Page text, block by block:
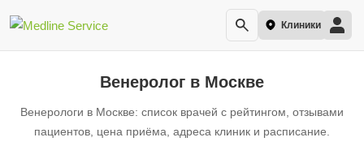
Клиники
Венеролог в Москве
Венерологи в Москве: список врачей с рейтингом, отзывами
пациентов, цена приёма, адреса клиник и расписание.